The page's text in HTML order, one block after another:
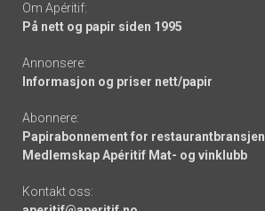
Om Apéritif:
På nett og papir siden 1995
Annonsere:
Informasjon og priser nett/papir
Abonnere:
Papirabonnement for restaurantbransjen
Medlemskap Apéritif Mat- og vinklubb
Kontakt oss: